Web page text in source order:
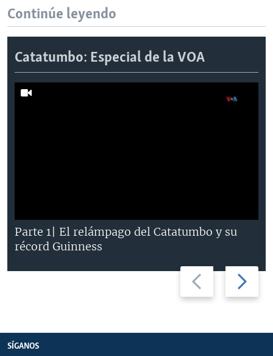
Continúe leyendo
Catatumbo: Especial de la VOA
Previous
slide
Next
slide
Parte 1| El relámpago del Catatumbo y su
récord Guinness
SÍGANOS